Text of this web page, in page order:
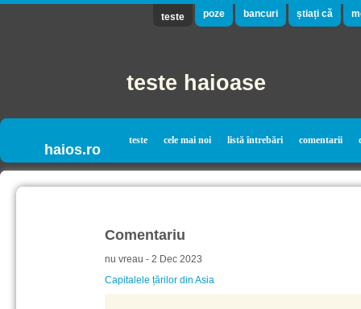
teste poze bancuri știați că
teste haioase
haios.ro
teste cele mai noi listă întrebări comentarii
Comentariu
nu vreau - 2 Dec 2023
Capitalele țărilor din Asia